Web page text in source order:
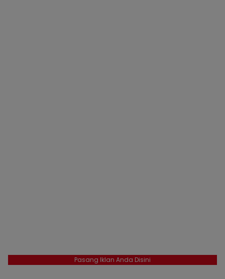
Pasang Iklan Anda Disini